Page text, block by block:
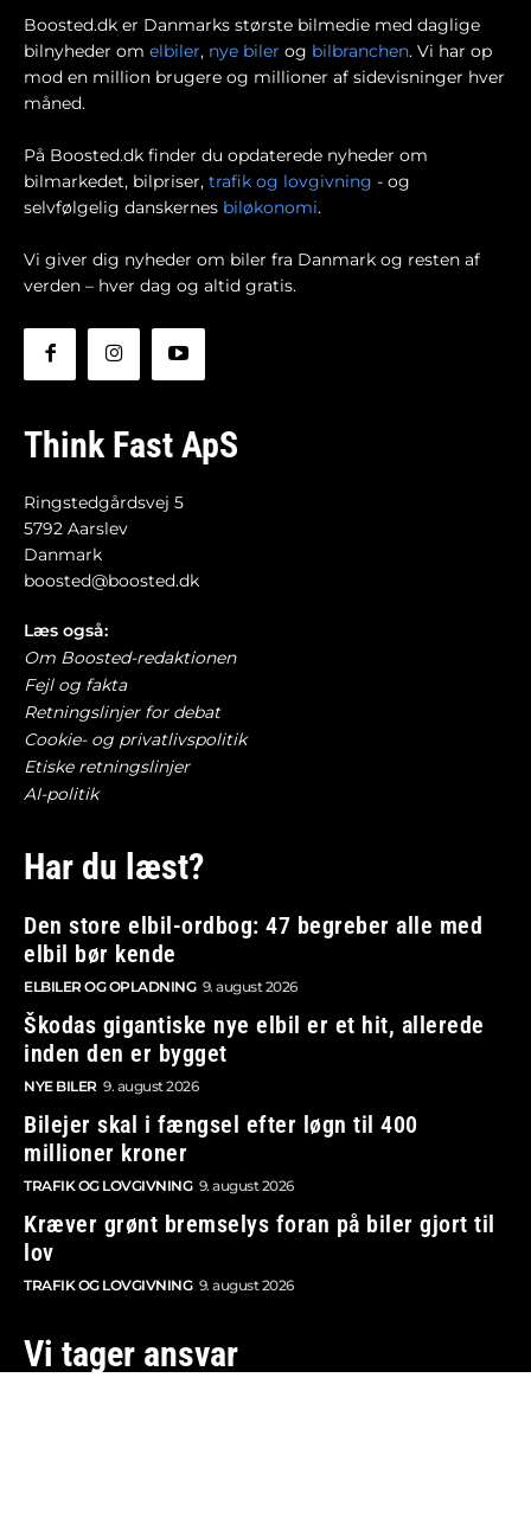
Boosted.dk er Danmarks største bilmedie med daglige
bilnyheder om elbiler, nye biler og bilbranchen. Vi har op
mod en million brugere og millioner af sidevisninger hver
måned.
På Boosted.dk finder du opdaterede nyheder om
bilmarkedet, bilpriser, trafik og lovgivning - og
selvfølgelig danskernes biløkonomi.
Vi giver dig nyheder om biler fra Danmark og resten af
verden – hver dag og altid gratis.
Think Fast ApS
Ringstedgårdsvej 5
5792 Aarslev
Danmark
boosted@boosted.dk
Læs også:
Om Boosted-redaktionen
Fejl og fakta
Retningslinjer for debat
Cookie- og privatlivspolitik
Etiske retningslinjer
AI-politik
Har du læst?
Den store elbil-ordbog: 47 begreber alle med
elbil bør kende
ELBILER OG OPLADNING 9. august 2026
Škodas gigantiske nye elbil er et hit, allerede
inden den er bygget
NYE BILER 9. august 2026
Bilejer skal i fængsel efter løgn til 400
millioner kroner
TRAFIK OG LOVGIVNING 9. august 2026
Kræver grønt bremselys foran på biler gjort til
lov
TRAFIK OG LOVGIVNING 9. august 2026
Vi tager ansvar